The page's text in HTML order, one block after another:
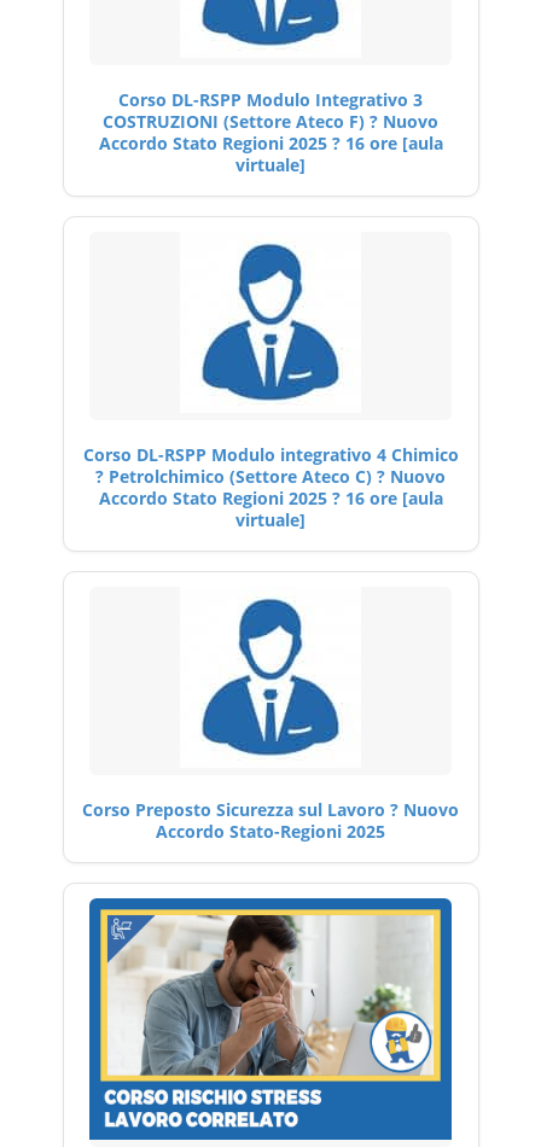
Corso DL-RSPP Modulo Integrativo 3
COSTRUZIONI (Settore Ateco F) ? Nuovo
Accordo Stato Regioni 2025 ? 16 ore [aula
virtuale]
Corso DL-RSPP Modulo integrativo 4 Chimico
? Petrolchimico (Settore Ateco C) ? Nuovo
Accordo Stato Regioni 2025 ? 16 ore [aula
virtuale]
Corso Preposto Sicurezza sul Lavoro ? Nuovo
Accordo Stato-Regioni 2025